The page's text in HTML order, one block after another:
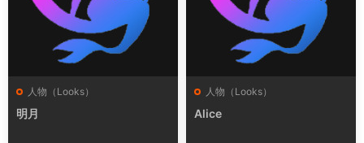
人物（Looks）
明月
人物（Looks）
Alice